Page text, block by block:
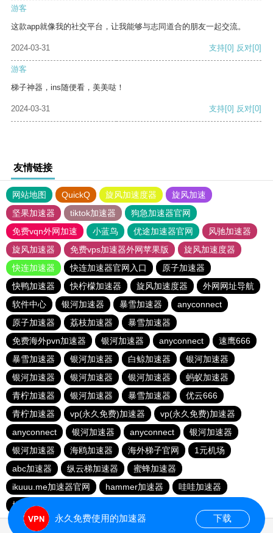
游客
这款app就像我的社交平台，让我能够与志同道合的朋友一起交流。
2024-03-31 支持[0] 反对[0]
游客
梯子神器，ins随便看，美美哒！
2024-03-31 支持[0] 反对[0]
友情链接
网站地图 QuickQ 旋风加速度器
旋风加速
坚果加速器
tiktok加速器
狗急加速器官网
免费vqn外网加速
小蓝鸟 优途加速器官网
风驰加速器
旋风加速器
免费vps加速器外网苹果版
旋风加速度器
快连加速器
快连加速器官网入口
原子加速器
快鸭加速器
快柠檬加速器 旋风加速度器
外网网址导航
软件中心
银河加速器 暴雪加速器
anyconnect
原子加速器
荔枝加速器
暴雪加速器
免费海外pvn加速器
银河加速器 anyconnect
速鹰666
暴雪加速器
银河加速器 白鲸加速器
银河加速器
银河加速器
银河加速器 银河加速器
蚂蚁加速器
青柠加速器
银河加速器 暴雪加速器
优云666
青柠加速器
vp(永久免费)加速器
vp(永久免费)加速器
anyconnect
银河加速器 anyconnect
银河加速器
银河加速器
海鸥加速器 海外梯子官网
1元机场
abc加速器
纵云梯加速器
蜜蜂加速器
ikuuu.me加速器官网
hammer加速器
哇哇加速器
橘子加速器
永久免费使用的加速器 下载